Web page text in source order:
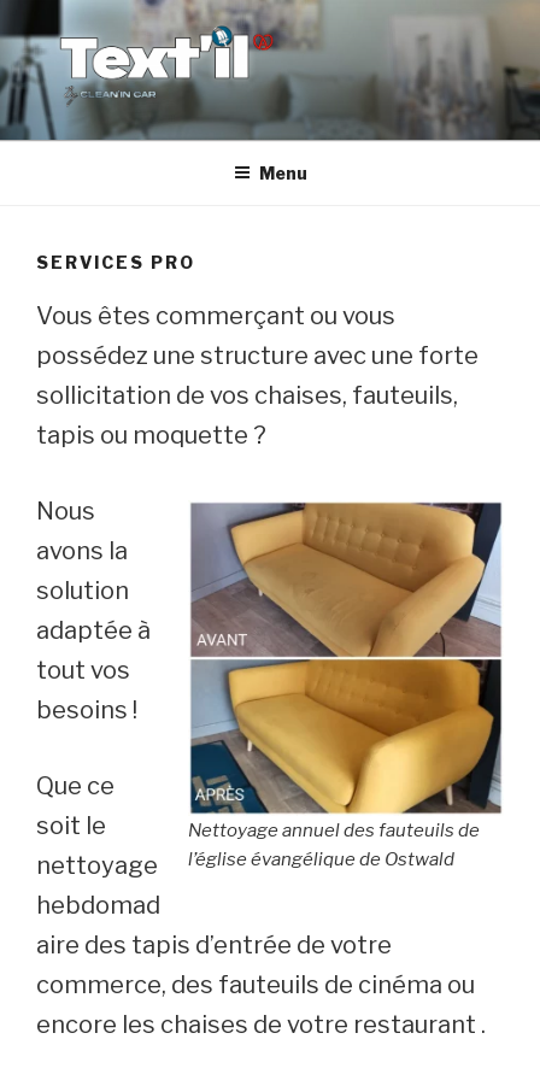
au
contenu
principal
TEX'TIL
Le nettoyage de canapé haut de gamme
Menu
SERVICES PRO
Vous êtes commerçant ou vous
possédez une structure avec une forte
sollicitation de vos chaises, fauteuils,
tapis ou moquette ?
Nettoyage annuel des fauteuils de
l’église évangélique de Ostwald
Nous
avons la
solution
adaptée à
tout vos
besoins !
Que ce
soit le
nettoyage
hebdomad
aire des tapis d’entrée de votre
commerce, des fauteuils de cinéma ou
encore les chaises de votre restaurant .